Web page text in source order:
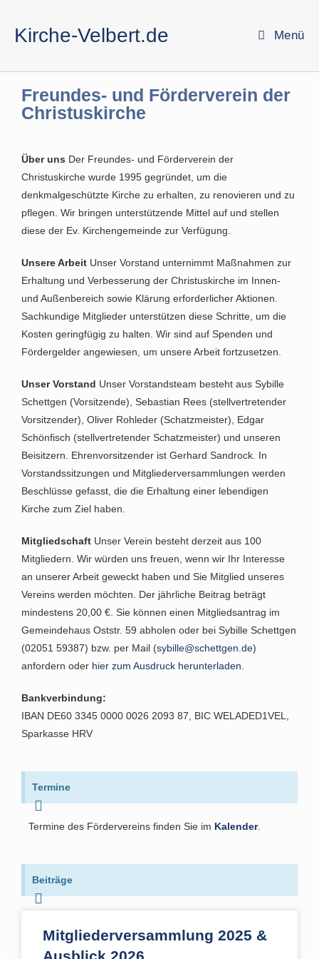
Kirche-Velbert.de Menü
Freundes- und Förderverein der
Christuskirche
Über uns Der Freundes- und Förderverein der
Christuskirche wurde 1995 gegründet, um die
denkmalgeschützte Kirche zu erhalten, zu renovieren und zu
pflegen. Wir bringen unterstützende Mittel auf und stellen
diese der Ev. Kirchengemeinde zur Verfügung.
Unsere Arbeit Unser Vorstand unternimmt Maßnahmen zur
Erhaltung und Verbesserung der Christuskirche im Innen-
und Außenbereich sowie Klärung erforderlicher Aktionen.
Sachkundige Mitglieder unterstützen diese Schritte, um die
Kosten geringfügig zu halten. Wir sind auf Spenden und
Fördergelder angewiesen, um unsere Arbeit fortzusetzen.
Unser Vorstand Unser Vorstandsteam besteht aus Sybille
Schettgen (Vorsitzende), Sebastian Rees (stellvertretender
Vorsitzender), Oliver Rohleder (Schatzmeister), Edgar
Schönfisch (stellvertretender Schatzmeister) und unseren
Beisitzern. Ehrenvorsitzender ist Gerhard Sandrock. In
Vorstandssitzungen und Mitgliederversammlungen werden
Beschlüsse gefasst, die die Erhaltung einer lebendigen
Kirche zum Ziel haben.
Mitgliedschaft Unser Verein besteht derzeit aus 100
Mitgliedern. Wir würden uns freuen, wenn wir Ihr Interesse
an unserer Arbeit geweckt haben und Sie Mitglied unseres
Vereins werden möchten. Der jährliche Beitrag beträgt
mindestens 20,00 €. Sie können einen Mitgliedsantrag im
Gemeindehaus Oststr. 59 abholen oder bei Sybille Schettgen
(02051 59387) bzw. per Mail (sybille@schettgen.de)
anfordern oder hier zum Ausdruck herunterladen
Bankverbindung:
IBAN DE60 3345 0000 0026 2093 87, BIC WELADED1VEL,
Sparkasse HRV
Termine
Termine des Fördervereins finden Sie im Kalender.
Beiträge
Mitgliederversammlung 2025 &